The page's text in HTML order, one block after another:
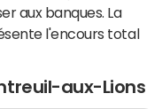
aux banques. La
l'encours total
aux-Lions